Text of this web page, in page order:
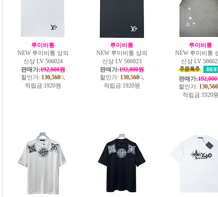
루이비통
NEW 루이비통 상의
신상 LV 566024
판매가:192,000원
할인가: 130,560
적립금:1920원
루이비통
NEW 루이비통 상의
신상 LV 566023
판매가:192,000원
할인가: 130,560
적립금:1920원
루이비통
NEW 루이비통
신상 LV
판매가:
할인가: 130,560
적립금:1920